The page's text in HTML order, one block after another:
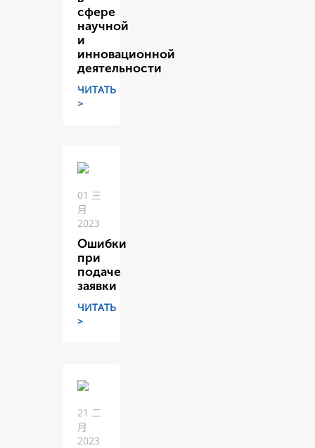
сфере
научной
и
инновационной
деятельности
ЧИТАТЬ
>
01 三
月
2023
Ошибки
при
подаче
заявки
ЧИТАТЬ
>
21 二
月
2023